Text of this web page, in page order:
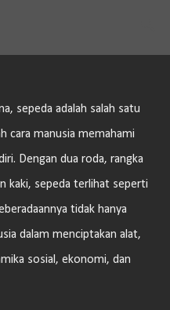
utama
sepeda adalah salah satu
cara manusia memahami
Dengan dua roda, rangka
kaki, sepeda terlihat seperti
tidak hanya
dalam menciptakan alat,
sosial, ekonomi, dan